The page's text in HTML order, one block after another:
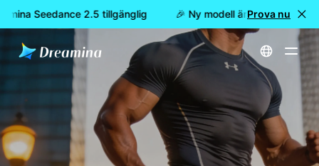
Seedance 2.5 tillgänglig 🎉 Ny modell är här: nu är
Prova nu
Hem Gratis AI muskelgenerator